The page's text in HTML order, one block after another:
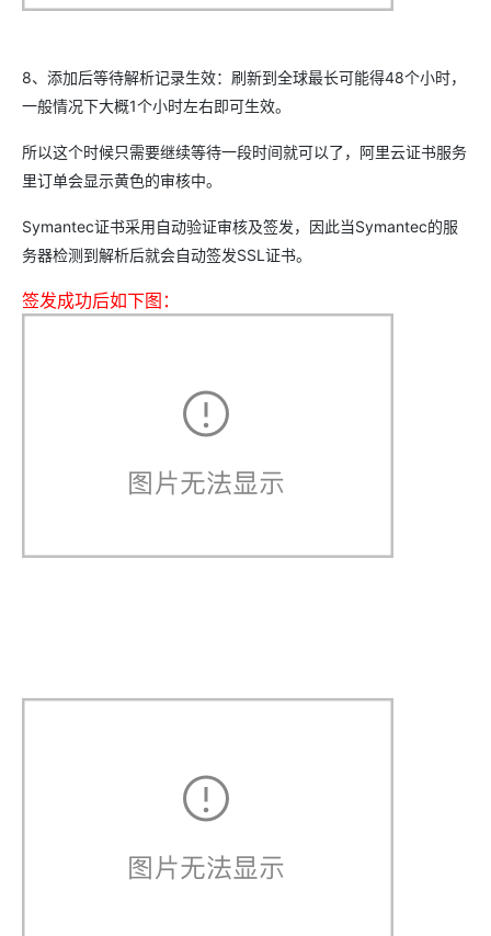
8、添加后等待解析记录生效：刷新到全球最长可能得48个小时，
一般情况下大概1个小时左右即可生效。
所以这个时候只需要继续等待一段时间就可以了，阿里云证书服务
里订单会显示黄色的审核中。
Symantec证书采用自动验证审核及签发，因此当Symantec的服
务器检测到解析后就会自动签发SSL证书。
签发成功后如下图：